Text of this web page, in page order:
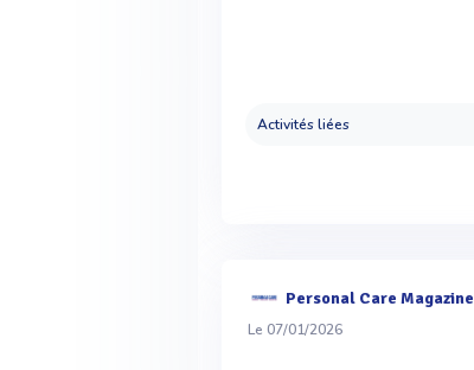
Activités liées
Personal Care Magazine
Le 07/01/2026